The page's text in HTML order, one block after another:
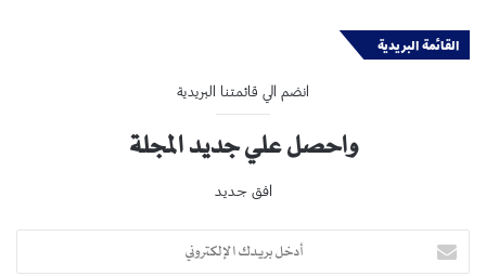
القائمة البريدية
انضم الي قائمتنا البريدية
واحصل علي جديد المجلة
افق جديد
أدخل
بريدك